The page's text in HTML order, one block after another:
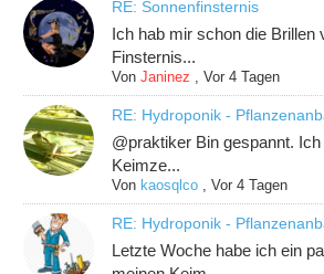
RE: Sonnenfinsternis
Ich hab mir schon die Brillen
Finsternis...
VonJaninez ,Vor 4 Tagen
RE: Hydroponik -
@praktiker Bin gespannt. Ich habe jetzt die
Keimze...
Von kaosqlco ,Vor 4 Tagen
RE: Hydroponik -
Letzte Woche habe ich ein